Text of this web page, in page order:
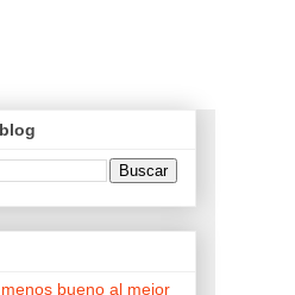
bueno al mejor